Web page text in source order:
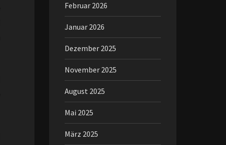
Februar 2026
Januar 2026
Dezember 2025
November 2025
August 2025
Mai 2025
März 2025